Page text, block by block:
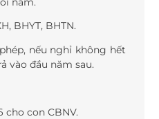
BHYT, BHTN.
nếu nghỉ không hết
vào đầu năm sau.
cho con CBNV.